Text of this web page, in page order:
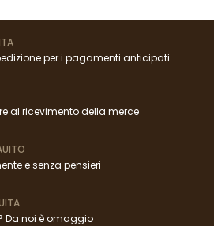
per i pagamenti anticipati
al ricevimento della merce
e senza pensieri
Da noi è omaggio